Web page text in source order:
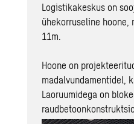
Logistikakeskus on
ühekorruseline hoone,
11m.
Hoone on
madalvundamentidel,
Laoruumidega on